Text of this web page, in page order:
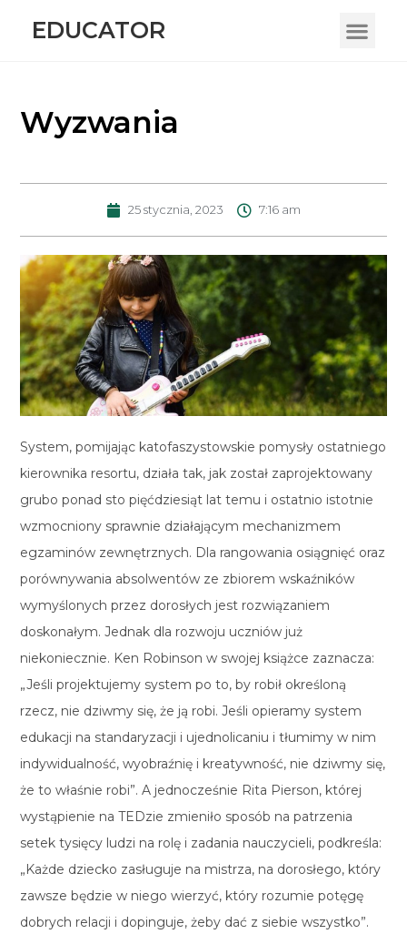
EDUCATOR
Wyzwania
25 stycznia, 2023 7:16 am
System, pomijając katofaszystowskie pomysły ostatniego
kierownika resortu, działa tak, jak został zaprojektowany
grubo ponad sto pięćdziesiąt lat temu i ostatnio istotnie
wzmocniony sprawnie działającym mechanizmem
egzaminów zewnętrznych. Dla rangowania osiągnięć oraz
porównywania absolwentów ze zbiorem wskaźników
wymyślonych przez dorosłych jest rozwiązaniem
doskonałym. Jednak dla rozwoju uczniów już
niekoniecznie. Ken Robinson w swojej książce zaznacza:
„Jeśli projektujemy system po to, by robił określoną
rzecz, nie dziwmy się, że ją robi. Jeśli opieramy system
edukacji na standaryzacji i ujednolicaniu i tłumimy w nim
indywidualność, wyobraźnię i kreatywność, nie dziwmy się,
że to właśnie robi”. A jednocześnie Rita Pierson, której
wystąpienie na TEDzie zmieniło sposób na patrzenia
setek tysięcy ludzi na rolę i zadania nauczycieli, podkreśla:
„Każde dziecko zasługuje na mistrza, na dorosłego, który
zawsze będzie w niego wierzyć, który rozumie potęgę
dobrych relacji i dopinguje, żeby dać z siebie wszystko”.